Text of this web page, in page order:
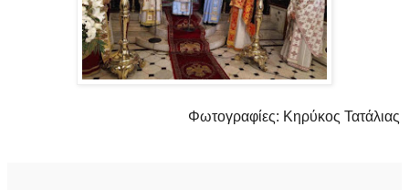
Φωτογραφίες: Κηρύκος Τατάλιας